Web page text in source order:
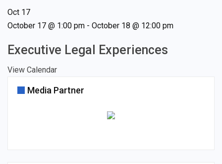
Oct 17
October 17 @ 1:00 pm - October 18 @ 12:00 pm
Executive Legal Experiences
View Calendar
Media Partner